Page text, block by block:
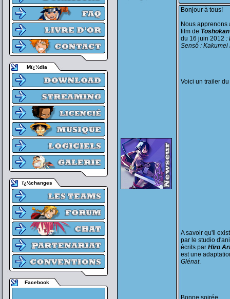
Mï¿½dia
ï¿½changes
Facebook
Bonjour à tous!
Nous
film de
du 16 juin 2012 :
Sensô : Kakumei
Voici un trailer du
A savoir qu'il
par le studio
écrits par Hiro
est une
Glénat.
Bonne soirée,